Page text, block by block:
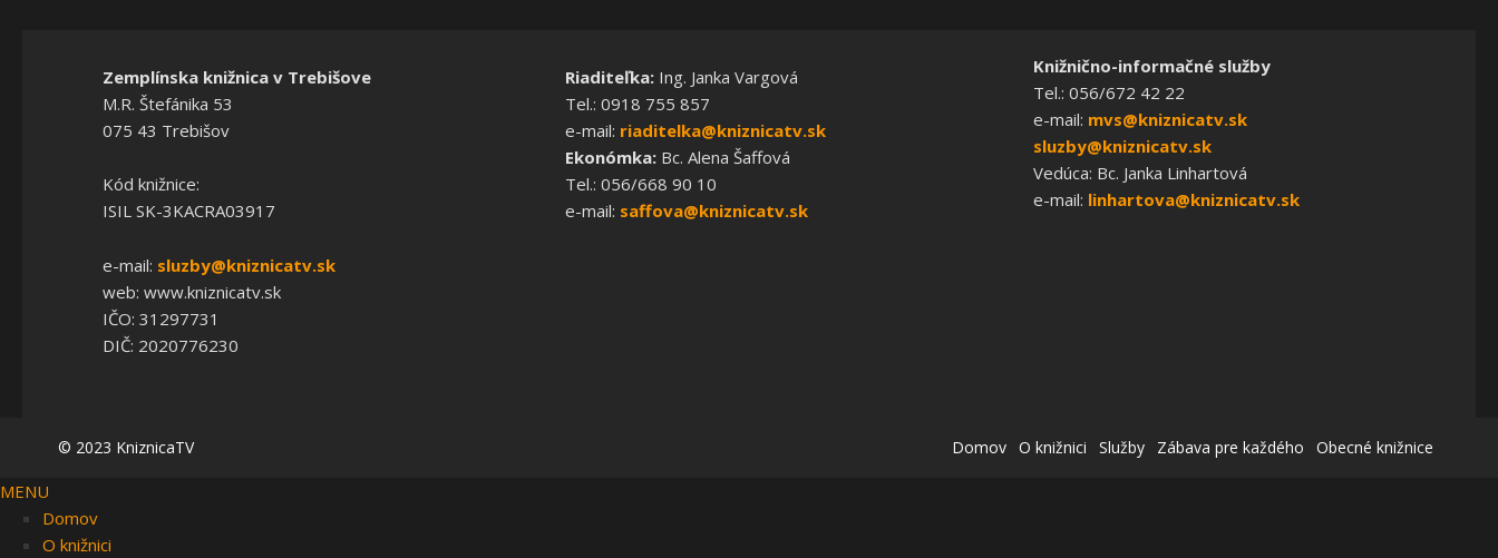
Zemplínska knižnica v Trebišove
M.R. Štefánika 53
075 43 Trebišov
Kód knižnice:
ISIL SK-3KACRA03917
e-mail: sluzby@kniznicatv.sk
web: www.kniznicatv.sk
IČO: 31297731
DIČ: 2020776230
Riaditeľka:Ing. Janka Vargová
Tel.: 0918 755 857
e-mail: riaditelka@kniznicatv.sk
Ekonómka:Bc. Alena Šaffová
Tel.: 056/668 90 10
e-mail: saffova@kniznicatv.sk
Knižnično-informačné služby
Tel.: 056/672 42 22
e-mail: mvs@kniznicatv.sk
sluzby@kniznicatv.sk
Vedúca: Bc. Janka Linhartová
e-mail: linhartova@kniznicatv.sk
© 2023 KniznicaTV Domov O knižnici Služby Zábava pre každého Obecné knižnice
MENU
Domov
O knižnici